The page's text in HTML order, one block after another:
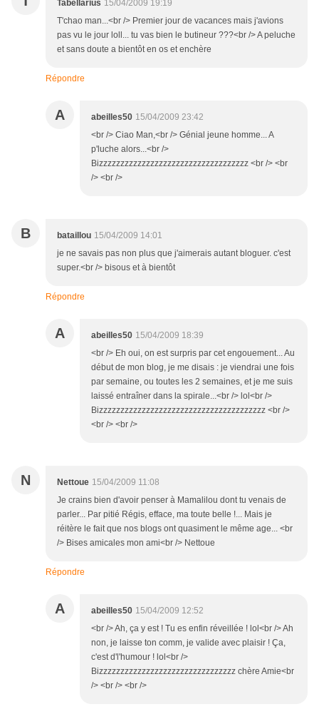
Tabellarius 15/04/2009 19:19
T'chao man...<br /> Premier jour de vacances mais j'avions
pas vu le jour loll... tu vas bien le butineur ???<br /> A peluche
et sans doute a bientôt en os et enchère
Répondre
A abeilles50 15/04/2009 23:42
<br /> Ciao Man,<br /> Génial jeune homme... A
p'luche alors...<br />
Bizzzzzzzzzzzzzzzzzzzzzzzzzzzzzzzzzzz <br /> <br
/> <br />
B bataillou 15/04/2009 14:01
je ne savais pas non plus que j'aimerais autant bloguer. c'est
super.<br /> bisous et à bientôt
Répondre
A abeilles50 15/04/2009 18:39
<br /> Eh oui, on est surpris par cet engouement... Au
début de mon blog, je me disais : je viendrai une fois
par semaine, ou toutes les 2 semaines, et je me suis
laissé entraîner dans la spirale...<br /> lol<br />
Bizzzzzzzzzzzzzzzzzzzzzzzzzzzzzzzzzzzzzzz <br />
<br /> <br />
N Nettoue 15/04/2009 11:08
Je crains bien d'avoir penser à Mamalilou dont tu venais de
parler... Par pitié Régis, efface, ma toute belle !... Mais je
réitère le fait que nos blogs ont quasiment le même age... <br
/> Bises amicales mon ami<br /> Nettoue
Répondre
A abeilles50 15/04/2009 12:52
<br /> Ah, ça y est ! Tu es enfin réveillée ! lol<br /> Ah
non, je laisse ton comm, je valide avec plaisir ! Ça,
c'est d'l'humour ! lol<br />
Bizzzzzzzzzzzzzzzzzzzzzzzzzzzzzzzz chère Amie<br
/> <br /> <br />